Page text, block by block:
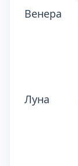
Венера
Луна